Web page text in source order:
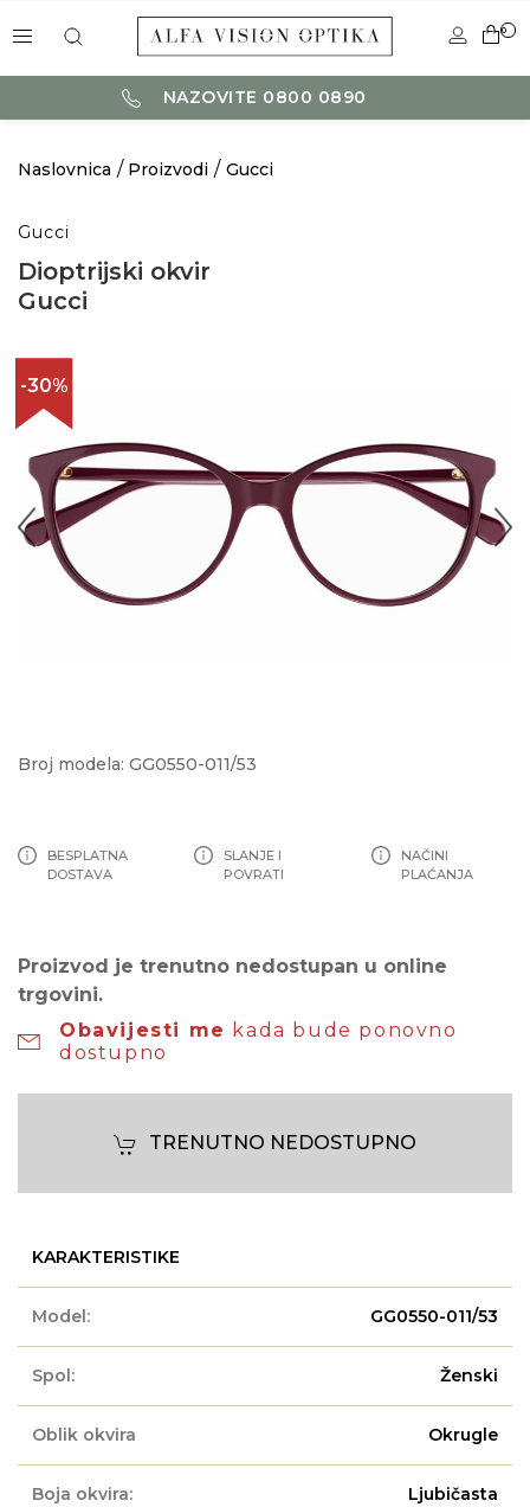
0
NAZOVITE 0800 0890
Naslovnica Proizvodi Gucci
Gucci
Dioptrijski okvir
Gucci
-30%
Broj modela: GG0550-011/53
BESPLATNA
DOSTAVA
SLANJE I
POVRATI
NAČINI
PLAĆANJA
Proizvod je trenutno nedostupan u online
trgovini.
Obavijesti me kada bude ponovno
dostupno
TRENUTNO NEDOSTUPNO
KARAKTERISTIKE
Model: GG0550-011/53
Spol: Ženski
Oblik okvira Okrugle
Boja okvira: Ljubičasta